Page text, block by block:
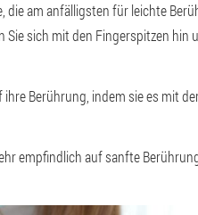
die am anfälligsten für leichte
sich mit den Fingerspitzen hin
Berührung, indem sie es mit
empfindlich auf sanfte